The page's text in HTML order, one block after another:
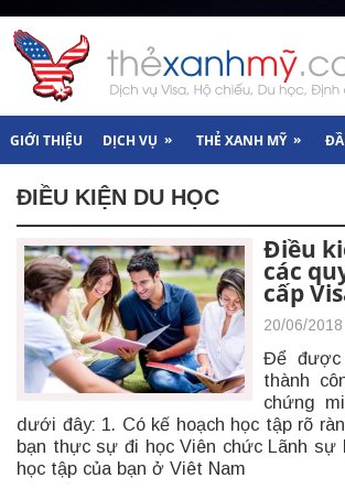
GIỚI THIỆU DỊCH VỤ » THẺ XANH MỸ »
ĐIỀU KIỆN DU HỌC
Điều
các
cấp
20/06/2018
Để
thành
chứng
dưới đây: 1. Có kế hoạch học tập rõ
bạn thực sự đi học Viên chức Lãnh sự
học tập của bạn ở Viêt Nam